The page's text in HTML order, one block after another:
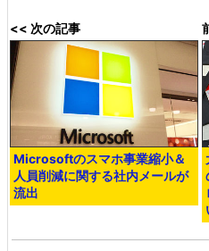
<< 次の記事
Microsoftのスマホ事業縮小＆
人員削減に関する社内メールが
流出